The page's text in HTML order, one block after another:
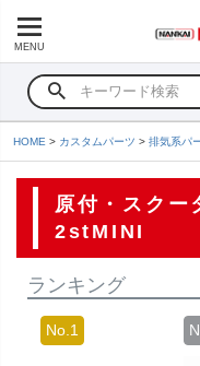
MENU
HOME カスタムパーツ 排気系パ
原付・スク
2stMINI
ランキング